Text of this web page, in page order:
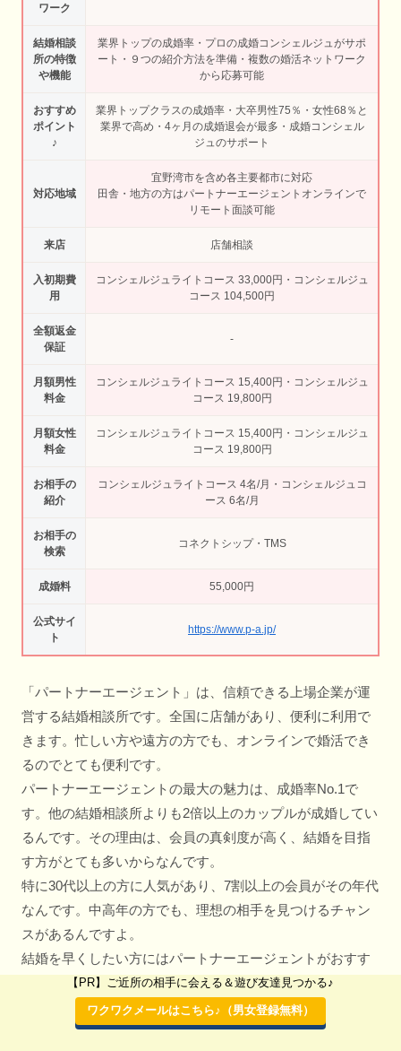
ワーク
結婚相談
所の特徴
や機能
業界トップの成婚率・プロの成婚コンシェルジュがサポ
ート・９つの紹介方法を準備・複数の婚活ネットワーク
から応募可能
おすすめ
ポイント
♪
業界トップクラスの成婚率・大卒男性75％・女性68％と
業界で高め・4ヶ月の成婚退会が最多・成婚コンシェル
ジュのサポート
対応地域
宜野湾市を含め各主要都市に対応
田舎・地方の方はパートナーエージェントオンラインで
リモート面談可能
来店 店舗相談
入初期費
用
コンシェルジュライトコース 33,000円・コンシェルジュ
コース 104,500円
全額返金
保証
-
月額男性
料金
コンシェルジュライトコース 15,400円・コンシェルジュ
コース 19,800円
月額女性
料金
コンシェルジュライトコース 15,400円・コンシェルジュ
コース 19,800円
お相手の
紹介
コンシェルジュライトコース 4名/月・コンシェルジュコ
ース 6名/月
お相手の
検索
コネクトシップ・TMS
成婚料 55,000円
公式サイ
ト
https://www.p-a.jp/
「パートナーエージェント」は、信頼できる上場企業が運
営する結婚相談所です。全国に店舗があり、便利に利用で
きます。忙しい方や遠方の方でも、オンラインで婚活でき
るのでとても便利です。
パートナーエージェントの最大の魅力は、成婚率No.1で
す。他の結婚相談所よりも2倍以上のカップルが成婚してい
るんです。その理由は、会員の真剣度が高く、結婚を目指
す方がとても多いからなんです。
特に30代以上の方に人気があり、7割以上の会員がその年代
なんです。中高年の方でも、理想の相手を見つけるチャン
スがあるんですよ。
結婚を早くしたい方にはパートナーエージェントがおすす
めです。たくさんの会員と出会える可能性がありますね。
パートナーエージェントはこちら♪
【PR】ご近所の相手に会える＆遊び友達見つかる♪
ワクワクメールはこちら♪（男女登録無料）